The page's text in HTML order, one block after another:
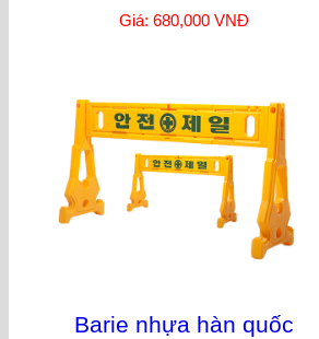
Giá: 680,000 VNĐ
Barie nhựa hàn quốc